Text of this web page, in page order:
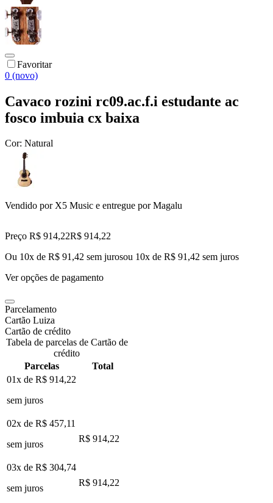
Favoritar
0 (novo)
Cavaco rozini rc09.ac.f.i estudante ac
fosco imbuia cx baixa
Cor: Natural
Vendido porX5 Music e entregue por Magalu
Preço R$ 914,22R$ 914,22
Ou 10x de R$ 91,42 sem jurosou 10x de R$ 91,42 sem juros
Ver opções de pagamento
Parcelamento
Cartão Luiza
Cartão de crédito
Tabela de parcelas de Cartão de
crédito
Parcelas
Total
01x de R$ 914,22
sem juros
02x de R$ 457,11
sem juros
R$ 914,22
03x de R$ 304,74
sem juros
R$ 914,22